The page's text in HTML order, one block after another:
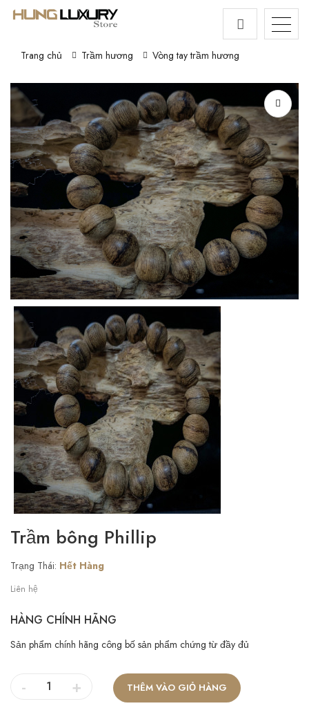
Trang chủ Trầm hương Vòng tay trầm hương
Trầm bông Phillip
Trạng Thái: Hết Hàng
Liên hệ
HÀNG CHÍNH HÃNG
Sản phẩm chính hãng công bố sản phẩm chứng từ đầy đủ
- + THÊM VÀO GIỎ HÀNG